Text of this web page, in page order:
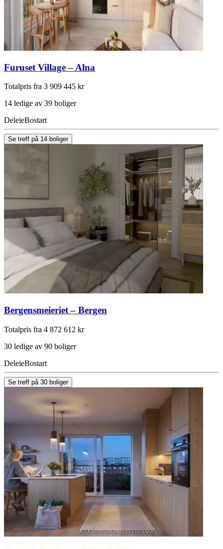
Furuset Village – Alna
Totalpris fra 3 909 445 kr
14 ledige av 39 boliger
DeleieBostart
Se treff på 14 boliger
Bergensmeieriet – Bergen
Totalpris fra 4 872 612 kr
30 ledige av 90 boliger
DeleieBostart
Se treff på 30 boliger